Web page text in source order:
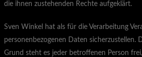
die ihnen zustehenden Rechte aufgeklärt.
Sven Winkel hat als für die Verarbeitung
personenbezogenen Daten
Grund steht es jeder betroffenen Person